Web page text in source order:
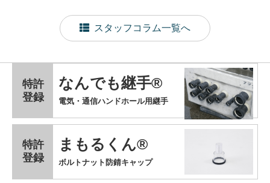
スタッフコラム一覧へ
なんでも継手®
特許
登録
電気・通信ハンドホール用継手
まもるくん®
特許
登録
ボルトナット防錆キャップ